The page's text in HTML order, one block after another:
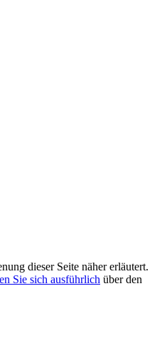
dieser Seite näher erläutert.
Sie sich ausführlich über den